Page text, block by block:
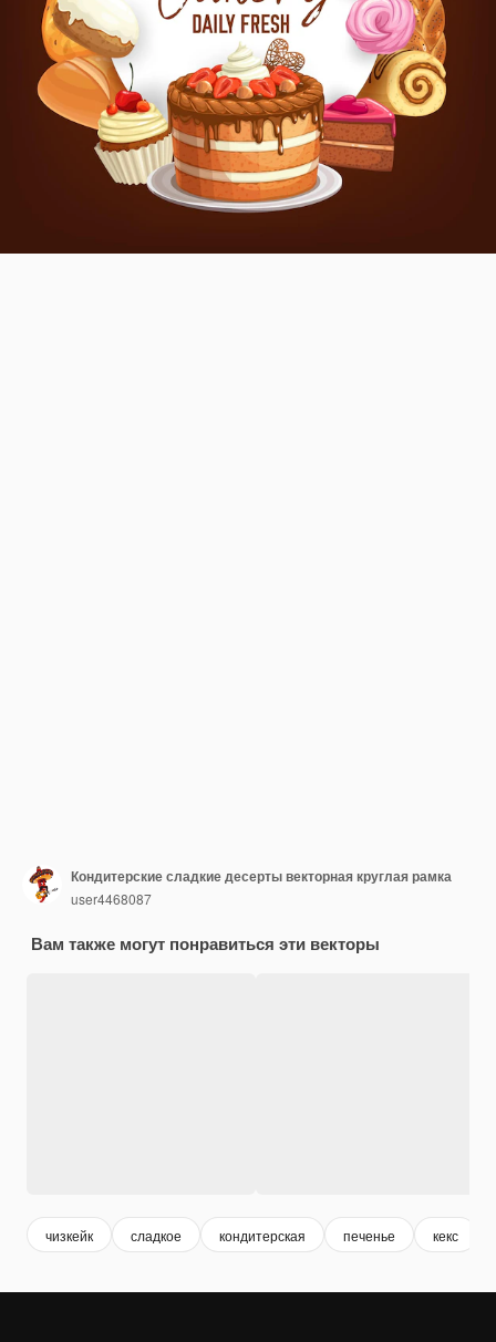
Кондитерские сладкие десерты векторная круглая рамка
user4468087
Вам также могут понравиться эти векторы
чизкейк сладкое кондитерская печенье кекс